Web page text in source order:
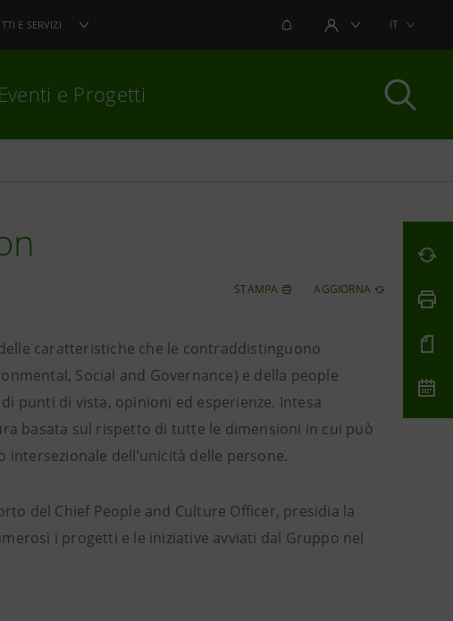
E SERVIZI NOTIFICHEAREA UTENTEIT
Eventi e Progetti
STAMPA AGGIORNA
caratteristiche che le contraddistinguono
Social and Governance) e della people
punti di vista, opinioni ed esperienze. Intesa
basata sul rispetto di tutte le dimensioni in cui può
dell’unicità delle persone.
del Chief People and Culture Officer, presidia la
i progetti e le iniziative avviati dal Gruppo nel